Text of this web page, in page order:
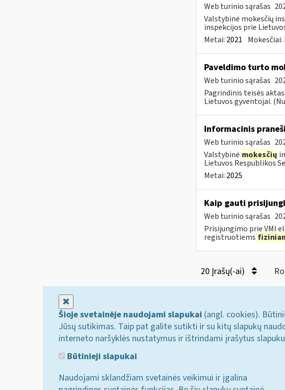
Web turinio sąrašas
Valstybinė mokesčių
inspekcijos prie
Metai: 2021 Mokesčiai:
Paveldimo turto
Web turinio sąrašas
Pagrindinis teisės
Lietuvos gyventojai.
Informacinis
Web turinio sąrašas
Valstybinė mokesčių
Lietuvos Respublikos
Metai: 2025
Kaip gauti
Web turinio sąrašas
Prisijungimo prie VMI
registruotiems
20 Įrašų(-ai)
Šioje svetainėje naudojami slapukai (angl. cookies).
Jūsų sutikimas. Taip pat galite sutikti ir su kitų slapukų
interneto naršyklės nustatymus ir ištrindami įrašytus
Būtinieji slapukai
Naudojami sklandžiam svetainės veikimui ir įgalina